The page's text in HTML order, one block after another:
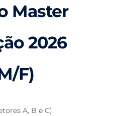
Master
2026
F)
A, B e C)